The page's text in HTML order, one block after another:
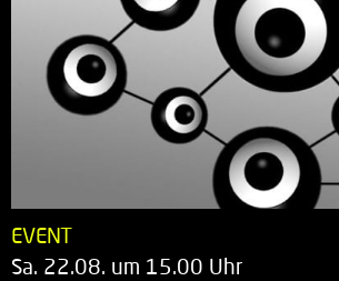
EVENT
Sa. 22.08. um 15.00 Uhr